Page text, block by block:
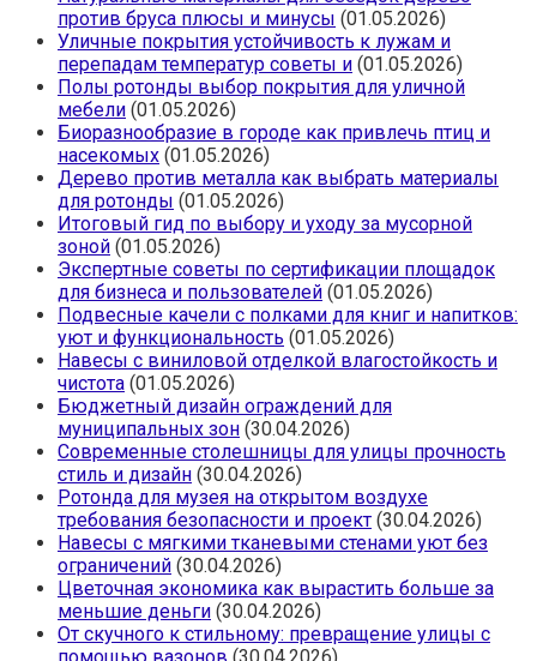
против бруса плюсы и минусы (01.05.2026)
Уличные покрытия устойчивость к лужам и
перепадам температур советы и (01.05.2026)
Полы ротонды выбор покрытия для уличной
мебели (01.05.2026)
Биоразнообразие в городе как привлечь птиц и
насекомых (01.05.2026)
Дерево против металла как выбрать материалы
для ротонды (01.05.2026)
Итоговый гид по выбору и уходу за мусорной
зоной (01.05.2026)
Экспертные советы по сертификации площадок
для бизнеса и пользователей (01.05.2026)
Подвесные качели с полками для книг и напитков:
уют и функциональность (01.05.2026)
Навесы с виниловой отделкой влагостойкость и
чистота (01.05.2026)
Бюджетный дизайн ограждений для
муниципальных зон (30.04.2026)
Современные столешницы для улицы прочность
стиль и дизайн (30.04.2026)
Ротонда для музея на открытом воздухе
требования безопасности и проект (30.04.2026)
Навесы с мягкими тканевыми стенами уют без
ограничений (30.04.2026)
Цветочная экономика как вырастить больше за
меньшие деньги (30.04.2026)
От скучного к стильному: превращение улицы с